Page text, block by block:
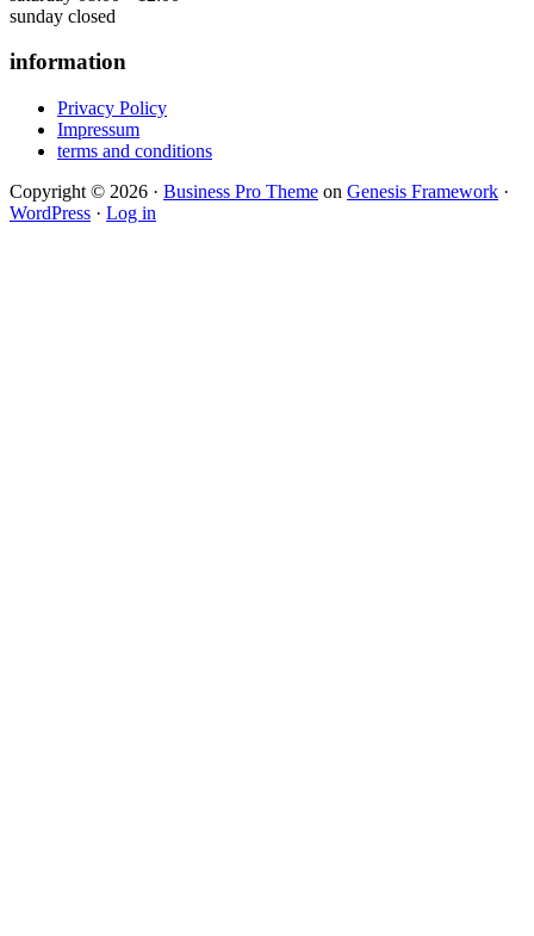
sunday closed
information
Privacy Policy
Impressum
terms and conditions
Copyright © 2026 · Business Pro Theme on Genesis Framework ·
WordPress · Log in